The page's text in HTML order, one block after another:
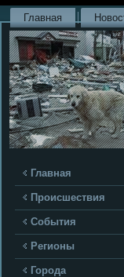
Главная
Главная
Происшествия
События
Регионы
Города